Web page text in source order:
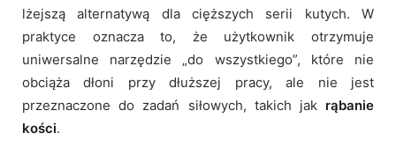
lżejszą alternatywą dla cięższych serii kutych. W
praktyce oznacza to, że użytkownik otrzymuje
uniwersalne narzędzie „do wszystkiego”, które nie
obciąża dłoni przy dłuższej pracy, ale nie jest
przeznaczone do zadań siłowych, takich jak rąbanie
kości.